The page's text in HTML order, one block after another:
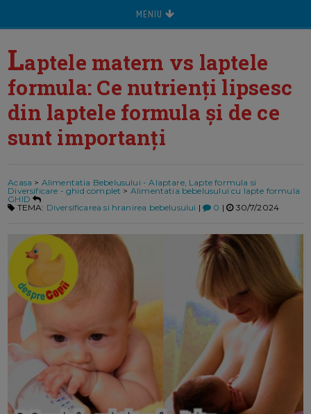
MENIU
Laptele matern vs laptele
formula: Ce nutrienți lipsesc
din laptele formula și de ce
sunt importanți
Acasa > Alimentatia Bebelusului - Alaptare, Lapte formula si
Diversificare - ghid complet > Alimentatia bebelusului cu lapte formula
GHID
TEMA: Diversificarea si hranirea bebelusului | 0 | 30/7/2024